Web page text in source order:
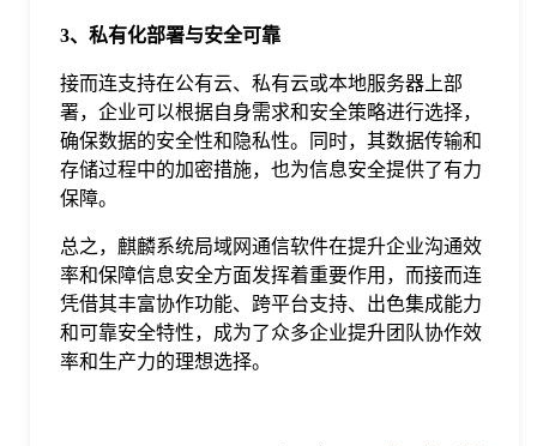
3、私有化部署与安全可靠
接而连支持在公有云、私有云或本地服务器上部
署，企业可以根据自身需求和安全策略进行选择，
确保数据的安全性和隐私性。同时，其数据传输和
存储过程中的加密措施，也为信息安全提供了有力
保障。
总之，麒麟系统局域网通信软件在提升企业沟通效
率和保障信息安全方面发挥着重要作用，而接而连
凭借其丰富协作功能、跨平台支持、出色集成能力
和可靠安全特性，成为了众多企业提升团队协作效
率和生产力的理想选择。